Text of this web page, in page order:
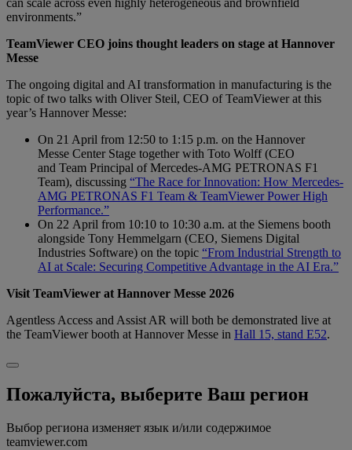
can scale across even highly heterogeneous and brownfield
environments.”
TeamViewer CEO joins thought leaders on stage at Hannover
Messe
The ongoing digital and AI transformation in manufacturing is the
topic of two talks with Oliver Steil, CEO of TeamViewer at this
year’s Hannover Messe:
On 21 April from 12:50 to 1:15 p.m. on the Hannover
Messe Center Stage together with Toto Wolff (CEO
and Team Principal of Mercedes-AMG PETRONAS F1
Team), discussing “The Race for Innovation: How Mercedes-
AMG PETRONAS F1 Team & TeamViewer Power High
Performance.”
On 22 April from 10:10 to 10:30 a.m. at the Siemens booth
alongside Tony Hemmelgarn (CEO, Siemens Digital
Industries Software) on the topic “From Industrial Strength to
AI at Scale: Securing Competitive Advantage in the AI Era.”
Visit TeamViewer at Hannover Messe 2026
Agentless Access and Assist AR will both be demonstrated live at
the TeamViewer booth at Hannover Messe in Hall 15, stand E52.
Пожалуйста, выберите Ваш регион
Выбор региона изменяет язык и/или содержимое
teamviewer.com